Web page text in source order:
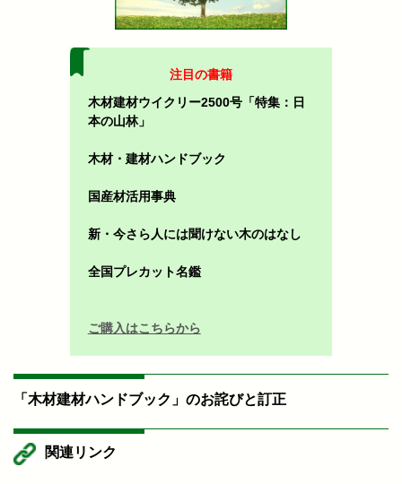
注目の書籍
木材建材ウイクリー2500号「特集：日
本の山林」
木材・建材ハンドブック
国産材活用事典
新・今さら人には聞けない木のはなし
全国プレカット名鑑
ご購入はこちらから
「木材建材ハンドブック」のお詫びと訂正
関連リンク